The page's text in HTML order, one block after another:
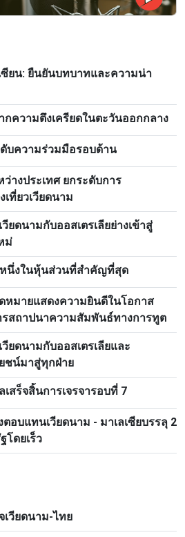
ซียน: ยืนยันบทบาทและความน่า
ความตึงเครียดในตะวันออกกลาง
บความร่วมมือรอบด้าน
างประเทศ ยกระดับการ
ที่ยวเวียดนาม
ยดนามกับออสเตรเลียย่างเข้าสู่
ม่
หนึ่งในหุ้นส่วนที่สำคัญที่สุด
หมายแสดงความยินดีในโอกาส
รสถาปนาความสัมพันธ์ทางการทูต
ยดนามกับออสเตรเลียและ
ชน์มาสู่ทุกฝ่าย
สร็จสิ้นการเจรจารอบที่ 7
อบแทนเวียดนาม - มาเลเซียบรรลุ 2
ดยเร็ว
วียดนาม-ไทย